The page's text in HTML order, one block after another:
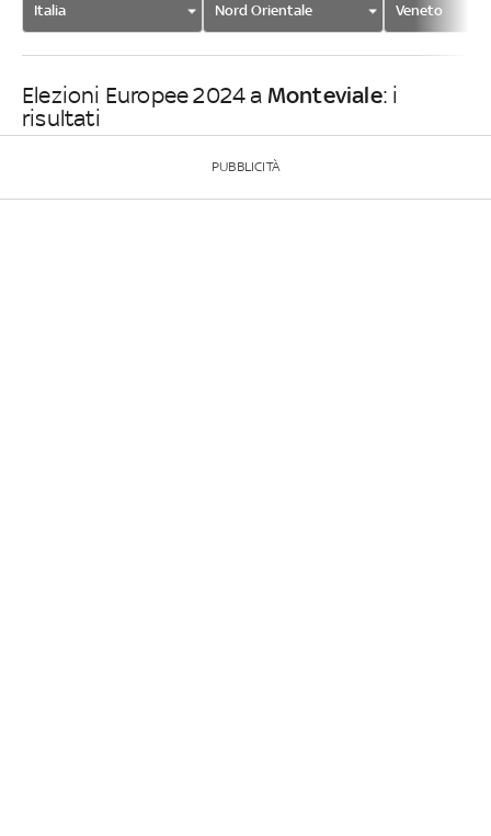
Italia Nord Orientale Veneto
Elezioni Europee 2024 a Monteviale: i
risultati
PUBBLICITÀ